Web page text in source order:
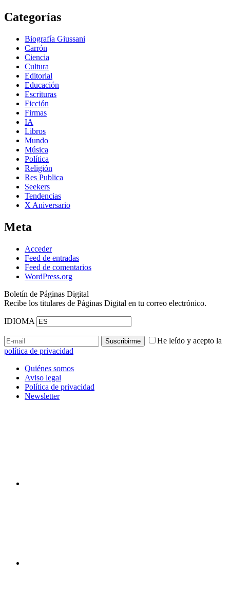
Categorías
Biografía Giussani
Carrón
Ciencia
Cultura
Editorial
Educación
Escrituras
Ficción
Firmas
IA
Libros
Mundo
Música
Política
Religión
Res Publica
Seekers
Tendencias
X Aniversario
Meta
Acceder
Feed de entradas
Feed de comentarios
WordPress.org
Boletín de Páginas Digital
Recibe los titulares de Páginas Digital en tu correo electrónico.
IDIOMA
He leído y acepto la
política de privacidad
Quiénes somos
Aviso legal
Política de privacidad
Newsletter